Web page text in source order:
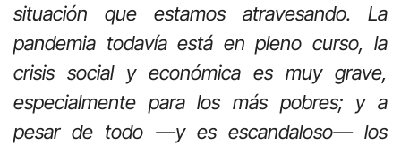
situación que estamos atravesando. La
pandemia todavía está en pleno curso, la
crisis social y económica es muy grave,
especialmente para los más pobres; y a
pesar de todo —y es escandaloso— los